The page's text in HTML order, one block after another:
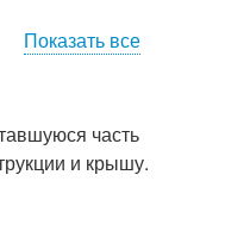
Показать все
часть
и крышу.